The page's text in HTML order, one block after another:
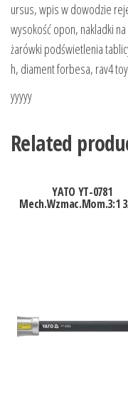
ursus, wpis w dowodzie
wysokość opon, nakladki
żarówki podświetlenia
h, diament forbesa, rav4
yyyyy
Related
YATO YT-0781
Mech.Wzmac.Mom.3:1